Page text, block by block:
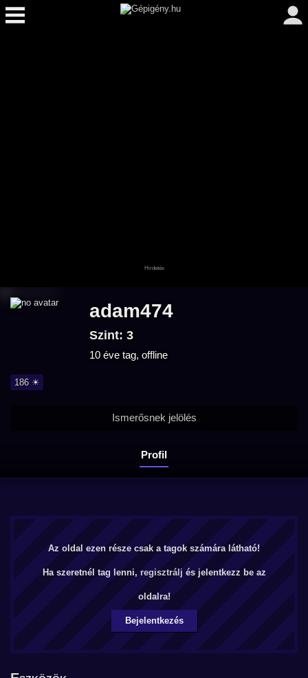
adam474
Szint: 3
10 éve tag, offline
186 ☀
Profil
Ismerősnek jelölés
Az oldal ezen része csak a tagok számára látható!
Ha szeretnél tag lenni, regisztrálj és jelentkezz be az
oldalra!
Bejelentkezés